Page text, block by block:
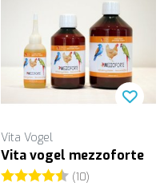
Vita Vogel
Vita vogel mezzoforte
Beoordeling:(10)